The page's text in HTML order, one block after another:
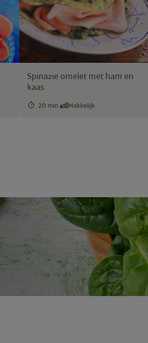
Spinazie omelet met ham en
kaas
20 min. Makkelijk